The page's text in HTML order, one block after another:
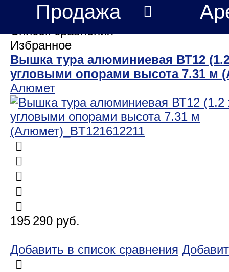
Продажа
Вы недавно смотрели
Список сравнения
Избранное
Вышка тура алюминиевая ВТ12
угловыми опорами высота 7.31 м
Алюмет
195 290 руб.
Добавить в список сравнения